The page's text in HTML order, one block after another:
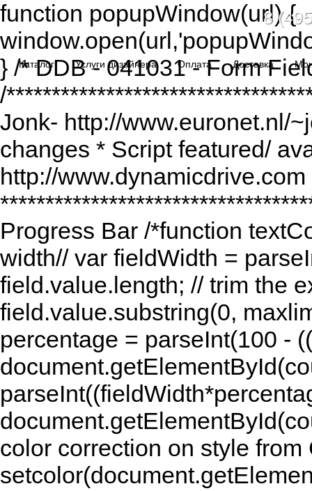
function popupWindow(url) {
} /* DDB - 041031 - Form
/
Jonk- http://www.euronet.nl/
changes * Script featured/
http://
Progress Bar /*function
width// var fieldWidth =
field.value.length; // trim the
field.value.substring(0,
percentage = parseInt(100 -
color correction on style
8
Каталог Услуги дизайнера Оплата Доставка